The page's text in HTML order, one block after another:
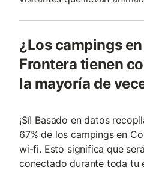
¿Los campings
Frontera tienen
la mayoría de
¡Sí! Basado en datos
67% de los campings en
wi-fi. Esto significa que
conectado durante toda tu